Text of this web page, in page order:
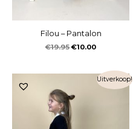
Filou – Pantalon
€19.95 €10.00
Uitverkoop!